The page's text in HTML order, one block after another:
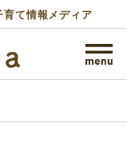
て情報メディア